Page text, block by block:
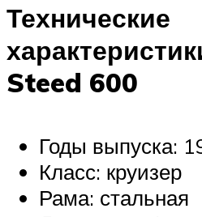
Технические
Steed 600
Годы выпуска:
Класс: круизер
Рама: стальная